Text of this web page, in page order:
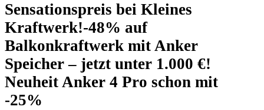
Sensationspreis bei Kleines
Kraftwerk!-48% auf
Balkonkraftwerk mit Anker
Speicher – jetzt unter 1.000 €!
Neuheit Anker 4 Pro schon mit
-25%